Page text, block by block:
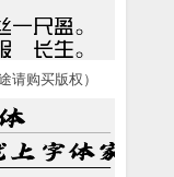
请购买版权）